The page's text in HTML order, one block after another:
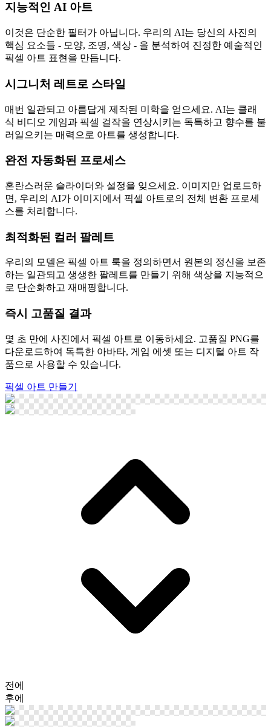
지능적인 AI 아트
이것은 단순한 필터가 아닙니다. 우리의 AI는 당신의 사진의
핵심 요소들 - 모양, 조명, 색상 - 을 분석하여 진정한 예술적인
픽셀 아트 표현을 만듭니다.
시그니처 레트로 스타일
매번 일관되고 아름답게 제작된 미학을 얻으세요. AI는 클래
식 비디오 게임과 픽셀 걸작을 연상시키는 독특하고 향수를 불
러일으키는 매력으로 아트를 생성합니다.
완전 자동화된 프로세스
혼란스러운 슬라이더와 설정을 잊으세요. 이미지만 업로드하
면, 우리의 AI가 이미지에서 픽셀 아트로의 전체 변환 프로세
스를 처리합니다.
최적화된 컬러 팔레트
우리의 모델은 픽셀 아트 룩을 정의하면서 원본의 정신을 보존
하는 일관되고 생생한 팔레트를 만들기 위해 색상을 지능적으
로 단순화하고 재매핑합니다.
즉시 고품질 결과
몇 초 만에 사진에서 픽셀 아트로 이동하세요. 고품질 PNG를
다운로드하여 독특한 아바타, 게임 에셋 또는 디지털 아트 작
품으로 사용할 수 있습니다.
픽셀 아트 만들기
전에
후에